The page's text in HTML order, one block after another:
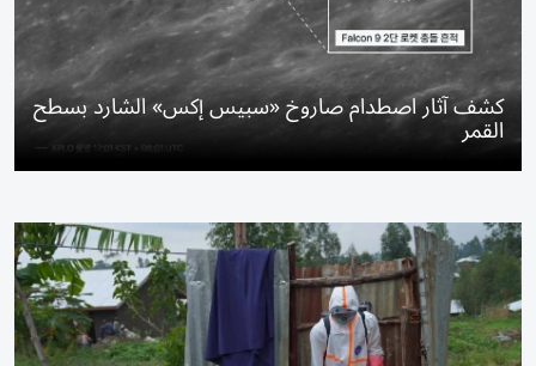
كشف آثار اصطدام صاروخ «سبيس إكس» الشارد بسطح
القمر